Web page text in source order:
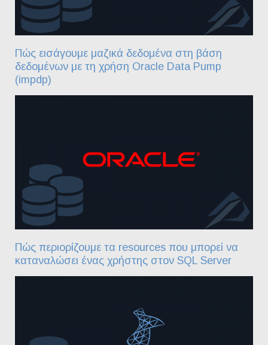
Πώς εισάγουμε μαζικά δεδομένα στη βάση
δεδομένων με τη χρήση Oracle Data Pump
(impdp)
Πώς περιορίζουμε τα resources που μπορεί να
καταναλώσει ένας χρήστης στον SQL Server